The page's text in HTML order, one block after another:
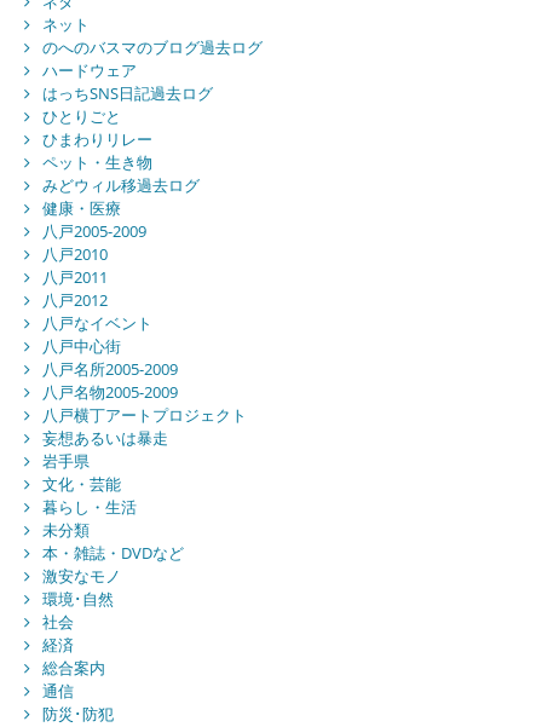
ネット
のへのバスマのブログ過去ログ
ハードウェア
はっちSNS日記過去ログ
ひとりごと
ひまわりリレー
ペット・生き物
みどウィル移過去ログ
健康・医療
八戸2005-2009
八戸2010
八戸2011
八戸2012
八戸なイベント
八戸中心街
八戸名所2005-2009
八戸名物2005-2009
八戸横丁アートプロジェクト
妄想あるいは暴走
岩手県
文化・芸能
暮らし・生活
未分類
本・雑誌・DVDなど
激安なモノ
環境･自然
社会
経済
総合案内
通信
防災･防犯